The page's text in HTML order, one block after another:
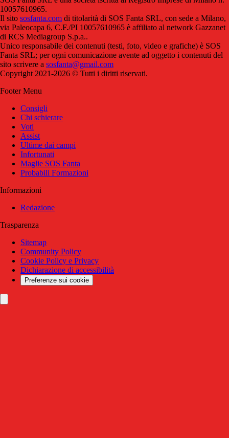
10057610965.
Il sito sosfanta.com di titolarità di SOS Fanta SRL, con sede a Milano,
via Paleocapa 6, C.F./PI 10057610965 è affiliato al network Gazzanet
di RCS Mediagroup S.p.a..
Unico responsabile dei contenuti (testi, foto, video e grafiche) è SOS
Fanta SRL; per ogni comunicazione avente ad oggetto i contenuti del
sito scrivere a sosfanta@gmail.com
Copyright 2021-2026 © Tutti i diritti riservati.
Footer Menu
Consigli
Chi schierare
Voti
Assist
Ultime dai campi
Infortunati
Maglie SOS Fanta
Probabili Formazioni
Informazioni
Redazione
Trasparenza
Sitemap
Community Policy
Cookie Policy e Privacy
Dichiarazione di accessibilità
Preferenze sui cookie